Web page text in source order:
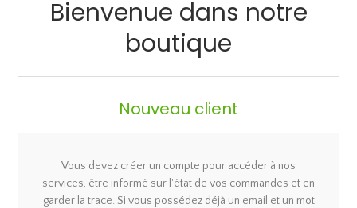
Bienvenue dans notre
boutique
Nouveau client
Vous devez créer un compte pour accéder à nos
services, être informé sur l'état de vos commandes et en
garder la trace. Si vous possédez déjà un email et un mot